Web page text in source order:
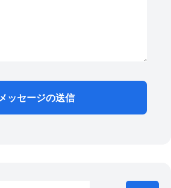
ッセージの送信